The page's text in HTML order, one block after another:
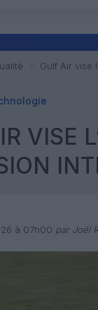
Gulf Air vise
VISE
à 07h00 par Joël